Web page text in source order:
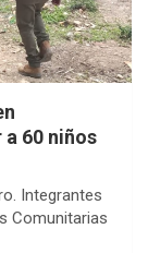
60 niños
Integrantes
Comunitarias